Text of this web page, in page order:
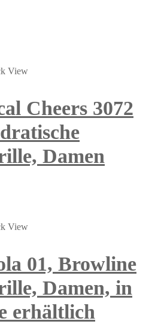
View
Cheers 3072
Damen
View
01, Browline
Damen, in
erhältlich